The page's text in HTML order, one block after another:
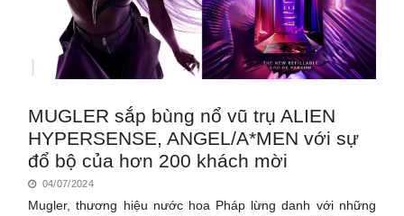
MUGLER sắp bùng nổ vũ trụ ALIEN
HYPERSENSE, ANGEL/A*MEN với sự
đổ bộ của hơn 200 khách mời
04/07/2024
Mugler, thương hiệu nước hoa Pháp lừng danh với những